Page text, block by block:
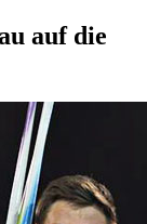
auf die